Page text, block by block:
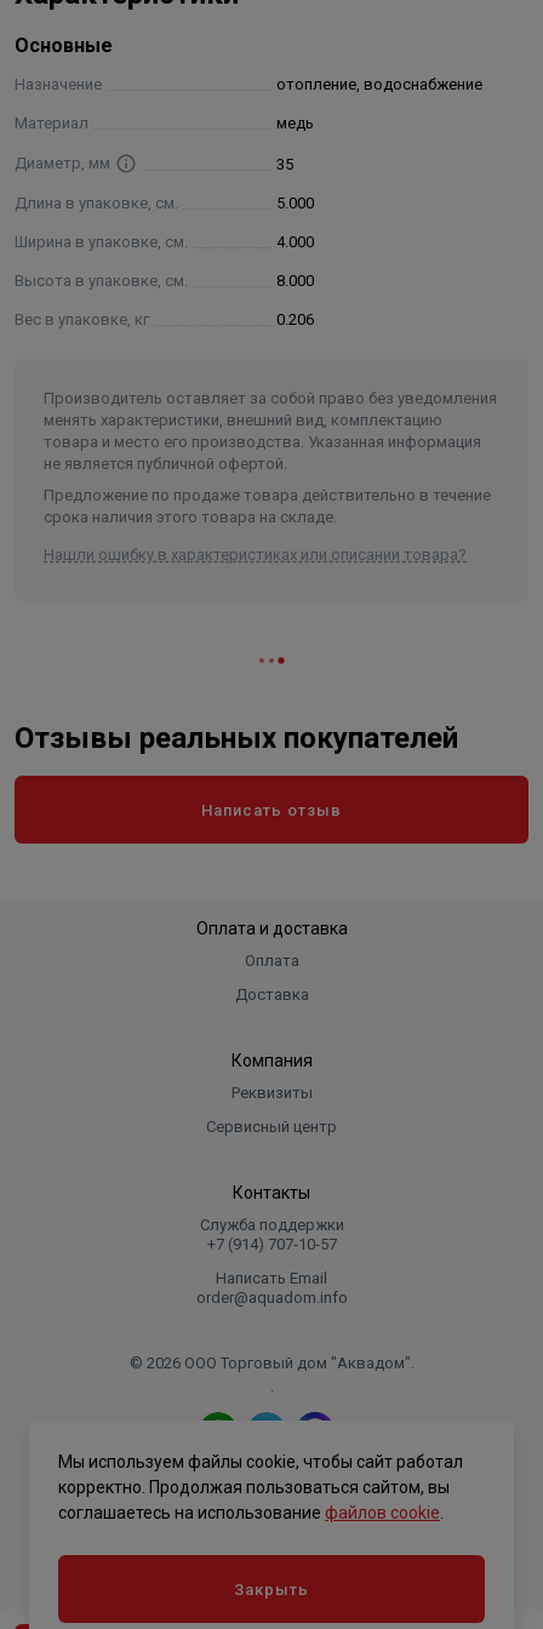
Основные
Назначение отопление, водоснабжение
Материал медь
Диаметр, мм 35
Длина в упаковке, см. 5.000
Ширина в упаковке, см. 4.000
Высота в упаковке, см. 8.000
Вес в упаковке, кг 0.206
Производитель оставляет за собой право без уведомления
менять характеристики, внешний вид, комплектацию
товара и место его производства. Указанная информация
не является публичной офертой.
Предложение по продаже товара действительно в течение
срока наличия этого товара на складе.
Нашли ошибку в характеристиках или описании товара?
Отзывы реальных покупателей
Написать отзыв
Оплата и доставка
Оплата
Доставка
Компания
Реквизиты
Сервисный центр
Контакты
Служба поддержки
+7 (914) 707‑10‑57
Написать Email
order@aquadom.info
© 2026 ООО Торговый дом "Аквадом".
.
Политика конфиденциальности
Мы используем файлы cookie, чтобы сайт работал
корректно. Продолжая пользоваться сайтом, вы
соглашаетесь на использование файлов cookie
Закрыть